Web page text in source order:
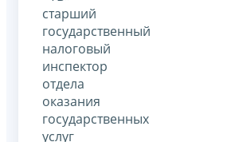
старший
государственный
налоговый
инспектор
отдела
оказания
государственных
услуг